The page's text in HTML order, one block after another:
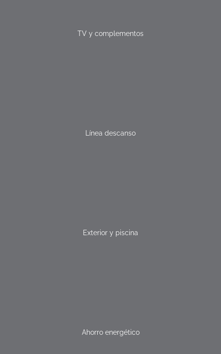
TV y complementos
Línea descanso
Exterior y piscina
Ahorro energético